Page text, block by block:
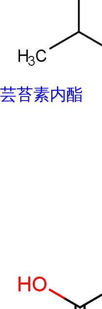
芸苔素内酯